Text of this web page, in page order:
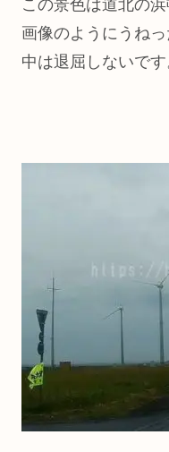
この景色は道北の
画像のようにうね
中は退屈しないです